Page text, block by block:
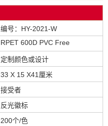
编号：HY-2021-W
RPET 600D PVC Free
定制颜色或设计
33 X 15 X41厘米
接受者
反光徽标
200个/色